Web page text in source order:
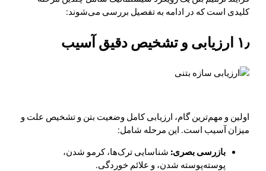
کلیدی است که در ادامه به تفصیل بررسی می‌شوند:
۱٫ ارزیابی و تشخیص دقیق آسیب
اولین و مهم‌ترین گام، ارزیابی کامل وضعیت بتن و تشخیص علت و
میزان آسیب است. این مرحله شامل:
بازرسی بصری: شناسایی ترک‌ها، کرمو شدن،
پوسته‌پوسته شدن، و علائم خوردگی.